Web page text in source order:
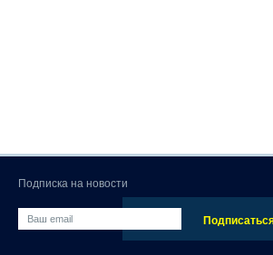
Подписка на новости